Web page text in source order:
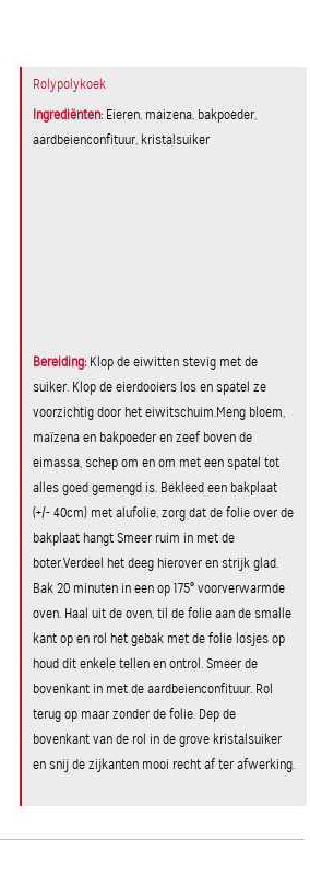
Rolypolykoek
Ingrediënten: Eieren, maizena, bakpoeder,
aardbeienconfituur, kristalsuiker
Bereiding: Klop de eiwitten stevig met de
suiker. Klop de eierdooiers los en spatel ze
voorzichtig door het eiwitschuim.Meng bloem,
maïzena en bakpoeder en zeef boven de
eimassa, schep om en om met een spatel tot
alles goed gemengd is. Bekleed een bakplaat
(+/- 40cm) met alufolie, zorg dat de folie over de
bakplaat hangt Smeer ruim in met de
boter.Verdeel het deeg hierover en strijk glad.
Bak 20 minuten in een op 175° voorverwarmde
oven. Haal uit de oven, til de folie aan de smalle
kant op en rol het gebak met de folie losjes op
houd dit enkele tellen en ontrol. Smeer de
bovenkant in met de aardbeienconfituur. Rol
terug op maar zonder de folie. Dep de
bovenkant van de rol in de grove kristalsuiker
en snij de zijkanten mooi recht af ter afwerking.